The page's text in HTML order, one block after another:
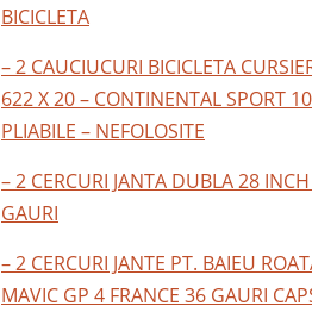
BICICLETA
– 2 CAUCIUCURI BICICLETA
622 X 20 – CONTINENTAL SPORT
PLIABILE – NEFOLOSITE
– 2 CERCURI JANTA DUBLA 28
GAURI
– 2 CERCURI JANTE PT. BAIEU
MAVIC GP 4 FRANCE 36 GAURI